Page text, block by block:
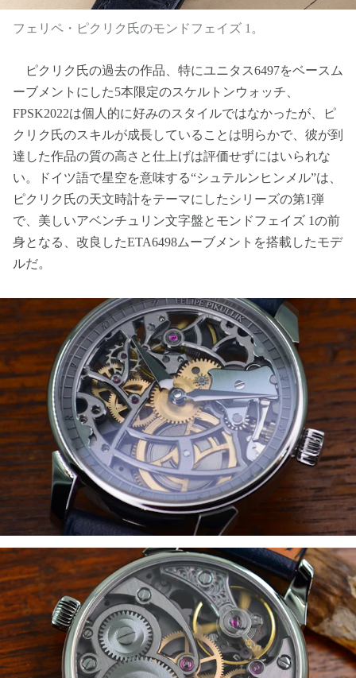
フェリペ・ピクリク氏のモンドフェイズ 1。
ピクリク氏の過去の作品、特にユニタス6497をベースム
ーブメントにした5本限定のスケルトンウォッチ、
FPSK2022は個人的に好みのスタイルではなかったが、ピ
クリク氏のスキルが成長していることは明らかで、彼が到
達した作品の質の高さと仕上げは評価せずにはいられな
い。ドイツ語で星空を意味する“シュテルンヒンメル”は、
ピクリク氏の天文時計をテーマにしたシリーズの第1弾
で、美しいアベンチュリン文字盤とモンドフェイズ 1の前
身となる、改良したETA6498ムーブメントを搭載したモデ
ルだ。